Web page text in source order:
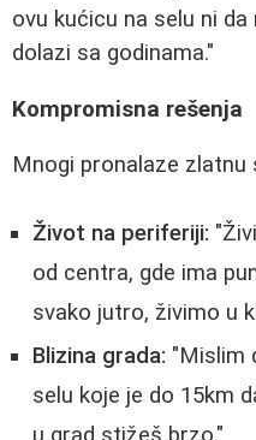
ovu kućicu na selu ni
dolazi sa godinama."
Kompromisna rešenja
Mnogi pronalaze zlatnu
Život na periferiji:
od centra, gde ima
svako jutro, živimo u
Blizina grada: "Mislim
selu koje je do 15km